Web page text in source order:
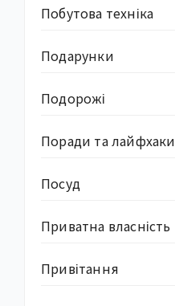
Побутова техніка
Подарунки
Подорожі
Поради та лайфхаки
Посуд
Приватна власність
Привітання